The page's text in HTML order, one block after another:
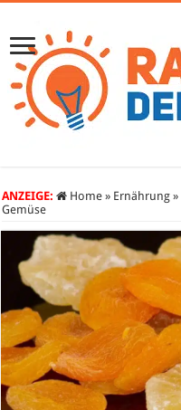
ANZEIGE: Home » Ernährung »
Gemüse